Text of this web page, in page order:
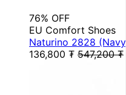
76% OFF
EU Comfort Shoes
Naturino 2828 (Navy)
136,800 ₮ 547,200 ₮